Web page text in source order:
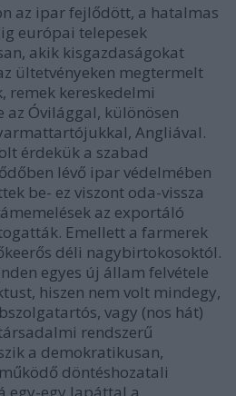
az ipar fejlődött, a hatalmas
európai telepesek
akik kisgazdaságokat
ültetvényeken megtermelt
remek kereskedelmi
Óvilággal, különösen
Angliával.
érdekük a szabad
lévő ipar védelmében
be- ez viszont oda-vissza
az exportáló
Emellett a farmerek
déli nagybirtokosoktól.
egyes új állam felvétele
hiszen nem volt mindegy,
vagy (nos hát)
rendszerű
a demokratikusan,
döntéshozatali
egy-egy lapáttal a